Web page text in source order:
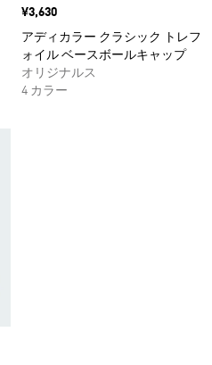
価格
¥3,630
アディカラー クラシック トレフ
ォイル ベースボールキャップ
オリジナルス
4 カラー